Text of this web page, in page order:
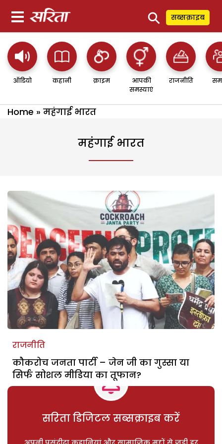
⚲ सब्सक्राइब
ऑडियो कहानी क्राइम
आपकी
समस्याएं
राजनीति
Home » महंगाई भारत
महंगाई भारत
राजनीति
कौकरोच जनता पार्टी – जेन जी का गुस्सा या
सिर्फ सोशल मीडिया का तूफान?
सरिता डिजिटल सब्सक्राइब करें